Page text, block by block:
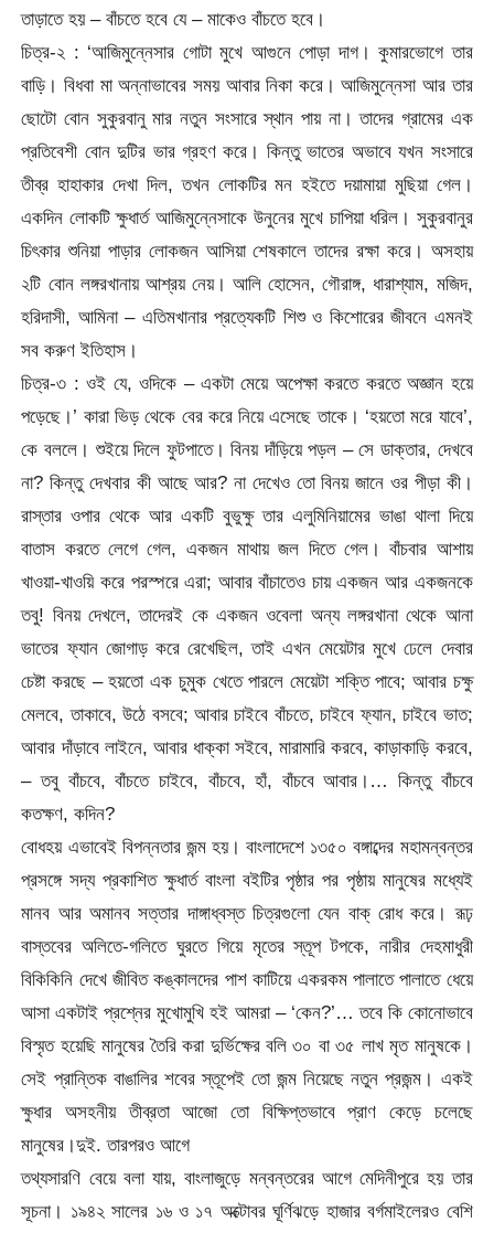
তাড়াতে হয় – বাঁচতে হবে যে – মাকেও বাঁচতে হবে।
চিত্র-২ : ‘আজিমুন্নেসার গোটা মুখে আগুনে পোড়া দাগ। কুমারভোগে তার
বাড়ি। বিধবা মা অন্নাভাবের সময় আবার নিকা করে। আজিমুন্নেসা আর তার
ছোটো বোন সুকুরবানু মার নতুন সংসারে স্থান পায় না। তাদের গ্রামের এক
প্রতিবেশী বোন দুটির ভার গ্রহণ করে। কিন্তু ভাতের অভাবে যখন সংসারে
তীব্র হাহাকার দেখা দিল, তখন লোকটির মন হইতে দয়ামায়া মুছিয়া গেল।
একদিন লোকটি ক্ষুধার্ত আজিমুন্নেসাকে উনুনের মুখে চাপিয়া ধরিল। সুকুরবানুর
চিৎকার শুনিয়া পাড়ার লোকজন আসিয়া শেষকালে তাদের রক্ষা করে। অসহায়
২টি বোন লঙ্গরখানায় আশ্রয় নেয়। আলি হোসেন, গৌরাঙ্গ, ধারাশ্যাম, মজিদ,
হরিদাসী, আমিনা – এতিমখানার প্রত্যেকটি শিশু ও কিশোরের জীবনে এমনই
সব করুণ ইতিহাস।
চিত্র-৩ : ওই যে, ওদিকে – একটা মেয়ে অপেক্ষা করতে করতে অজ্ঞান হয়ে
পড়েছে।’ কারা ভিড় থেকে বের করে নিয়ে এসেছে তাকে। ‘হয়তো মরে যাবে’,
কে বললে। শুইয়ে দিলে ফুটপাতে। বিনয় দাঁড়িয়ে পড়ল – সে ডাক্তার, দেখবে
না? কিন্তু দেখবার কী আছে আর? না দেখেও তো বিনয় জানে ওর পীড়া কী।
রাস্তার ওপার থেকে আর একটি বুভুক্ষু তার এলুমিনিয়ামের ভাঙা থালা দিয়ে
বাতাস করতে লেগে গেল, একজন মাথায় জল দিতে গেল। বাঁচবার আশায়
খাওয়া-খাওয়ি করে পরস্পরে এরা; আবার বাঁচাতেও চায় একজন আর একজনকে
তবু! বিনয় দেখলে, তাদেরই কে একজন ওবেলা অন্য লঙ্গরখানা থেকে আনা
ভাতের ফ্যান জোগাড় করে রেখেছিল, তাই এখন মেয়েটার মুখে ঢেলে দেবার
চেষ্টা করছে – হয়তো এক চুমুক খেতে পারলে মেয়েটা শক্তি পাবে; আবার চক্ষু
মেলবে, তাকাবে, উঠে বসবে; আবার চাইবে বাঁচতে, চাইবে ফ্যান, চাইবে ভাত;
আবার দাঁড়াবে লাইনে, আবার ধাক্কা সইবে, মারামারি করবে, কাড়াকাড়ি করবে,
– তবু বাঁচবে, বাঁচতে চাইবে, বাঁচবে, হাঁ, বাঁচবে আবার।… কিন্তু বাঁচবে
কতক্ষণ, কদিন?
বোধহয় এভাবেই বিপন্নতার জন্ম হয়। বাংলাদেশে ১৩৫০ বঙ্গাব্দের মহামন্বন্তর
প্রসঙ্গে সদ্য প্রকাশিত ক্ষুধার্ত বাংলা বইটির পৃষ্ঠার পর পৃষ্ঠায় মানুষের মধ্যেই
মানব আর অমানব সত্তার দাঙ্গাধ্বস্ত চিত্রগুলো যেন বাক্ রোধ করে। রূঢ়
বাস্তবের অলিতে-গলিতে ঘুরতে গিয়ে মৃতের স্তূপ টপকে, নারীর দেহমাধুরী
বিকিকিনি দেখে জীবিত কঙ্কালদের পাশ কাটিয়ে একরকম পালাতে পালাতে ধেয়ে
আসা একটাই প্রশ্নের মুখোমুখি হই আমরা – ‘কেন?’… তবে কি কোনোভাবে
বিস্মৃত হয়েছি মানুষের তৈরি করা দুর্ভিক্ষের বলি ৩০ বা ৩৫ লাখ মৃত মানুষকে।
সেই প্রান্তিক বাঙালির শবের স্তূপেই তো জন্ম নিয়েছে নতুন প্রজন্ম। একই
ক্ষুধার অসহনীয় তীব্রতা আজো তো বিক্ষিপ্তভাবে প্রাণ কেড়ে চলেছে
মানুষের।দুই. তারপরও আগে
তথ্যসারণি বেয়ে বলা যায়, বাংলাজুড়ে মন্বন্তরের আগে মেদিনীপুরে হয় তার
সূচনা। ১৯৪২ সালের ১৬ ও ১৭ অক্টোবর ঘূর্ণিঝড়ে হাজার বর্গমাইলেরও বেশি